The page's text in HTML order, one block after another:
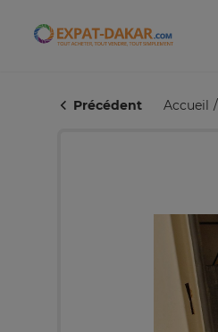
Expat-Dakar
Précédent Accueil